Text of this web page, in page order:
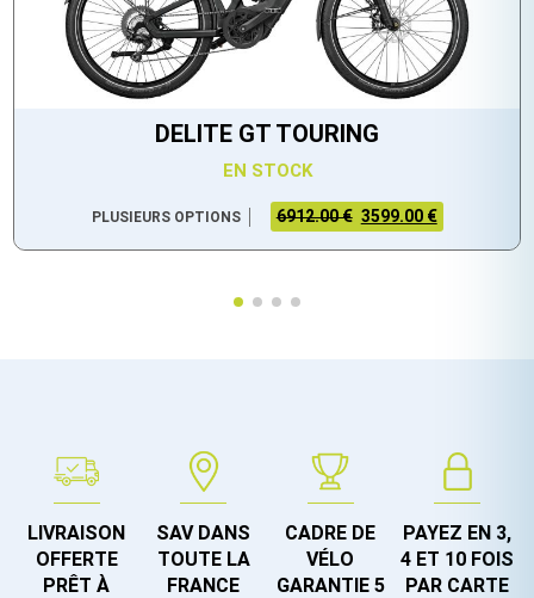
DELITE GT TOURING
EN STOCK
PLUSIEURS OPTIONS 6912.00 € 3599.00 €
LIVRAISON
OFFERTE
PRÊT À
SAV DANS
TOUTE LA
FRANCE
CADRE DE
VÉLO
GARANTIE 5
PAYEZ EN 3,
4 ET 10 FOIS
PAR CARTE